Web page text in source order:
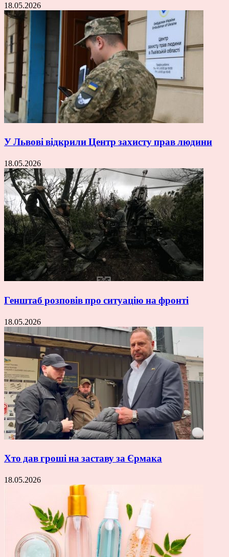
18.05.2026
У Львові відкрили Центр захисту прав людини
18.05.2026
Генштаб розповів про ситуацію на фронті
18.05.2026
Хто дав гроші на заставу за Єрмака
18.05.2026